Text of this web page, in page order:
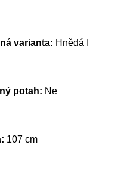
varianta: Hnědá I
potah: Ne
107 cm